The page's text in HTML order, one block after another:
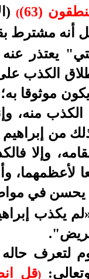
(63)
(
أنه مشترط
يعتذر
الكذب
موثوقا
منه،
من إبراهيم
وإلا
يحسن في
يكذب
حاله
)قل